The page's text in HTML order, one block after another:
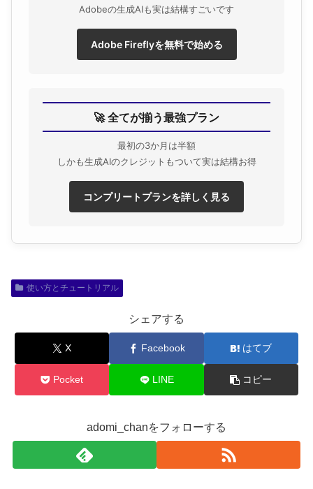
Adobeの生成AIも実は結構すごいです
Adobe Fireflyを無料で始める
🚀 全てが揃う最強プラン
最初の3か月は半額
しかも生成AIのクレジットもついて実は結構お得
コンプリートプランを詳しく見る
使い方とチュートリアル
シェアする
X Facebook はてブ
Pocket LINE コピー
adomi_chanをフォローする